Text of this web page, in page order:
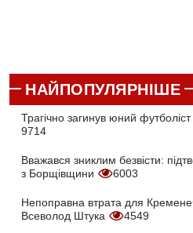
НАЙПОПУЛЯРНІШЕ
Трагічно загинув юний
9714
Вважався зниклим безвісти:
з Борщівщини
6003
Непоправна втрата для
Всеволод Штука
4549